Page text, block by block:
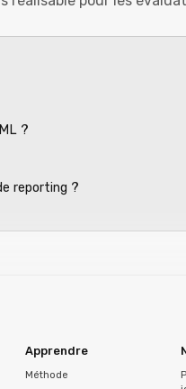
?
reporting ?
Apprendre
Méthode